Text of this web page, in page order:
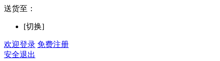
送货至：
[切换]
欢迎登录 免费注册
安全退出